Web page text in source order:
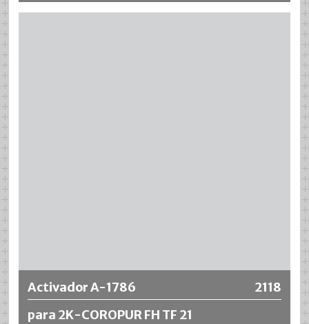
2118
Activador A-1786
para 2K-COROPUR FH TF 21